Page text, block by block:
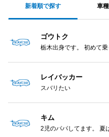
新着順で探す 車
ゴウトク
栃木出身です。 初めて
レイバッカー
スバリたい
キム
2児のパパしてます。 夏